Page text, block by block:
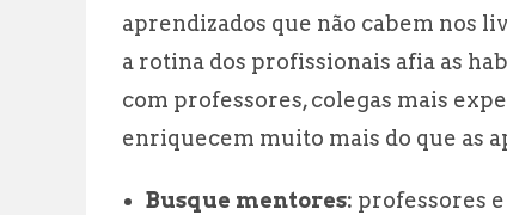
aprendizados que não cabem nos
a rotina dos profissionais afia as
com professores, colegas mais
enriquecem muito mais do que as
Busque mentores: professores